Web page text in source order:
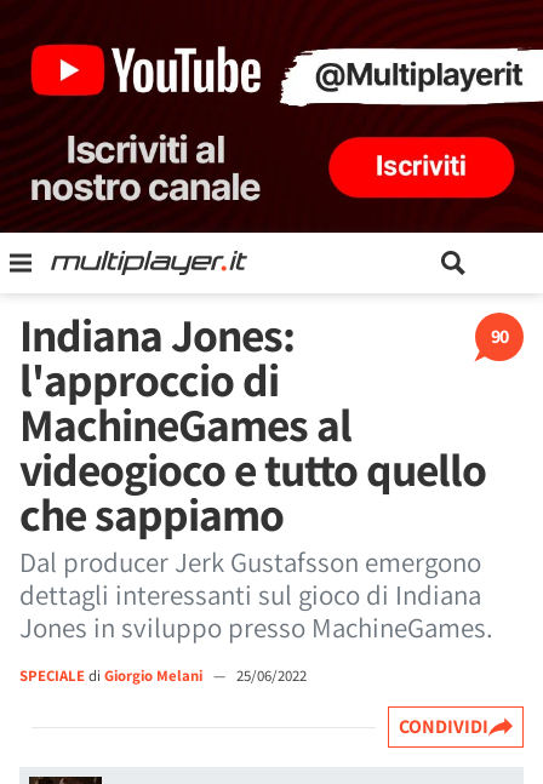
90
Indiana Jones:
l'approccio di
MachineGames al
videogioco e tutto quello
che sappiamo
Dal producer Jerk Gustafsson emergono
dettagli interessanti sul gioco di Indiana
Jones in sviluppo presso MachineGames.
SPECIALEdi Giorgio Melani — 25/06/2022
CONDIVIDI